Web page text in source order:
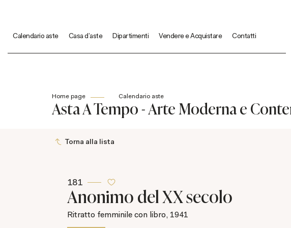
Calendario aste Casa d'aste Dipartimenti Vendere e Acquistare Contatti
Home page Calendario aste
Asta A Tempo - Arte Moderna e
Torna alla lista
181
Anonimo del XX secolo
Ritratto femminile con libro, 1941